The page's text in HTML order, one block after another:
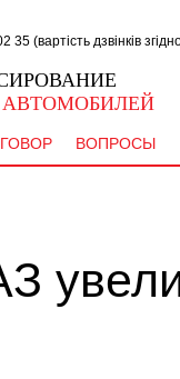
35 (вартість дзвінків
ВОПРОСЫ